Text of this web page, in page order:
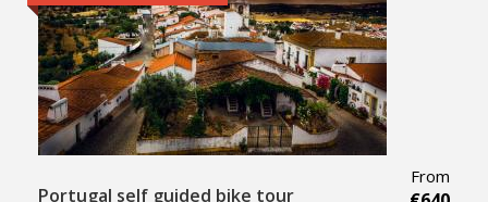
Portugal self guided bike tour
From